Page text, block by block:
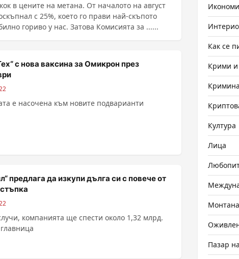
в цените на метана. От началото на август
с 25%, което го прави най-скъпото
автомобилно гориво у нас. Затова Комисията за ......
с нова ваксина за Омикрон през
е насочена към новите подварианти
предлага да изкупи дълга си с повече от
компанията ще спести около 1,32 млрд.
Как се
Крими
Култура
Лица
Монтана
Пазар